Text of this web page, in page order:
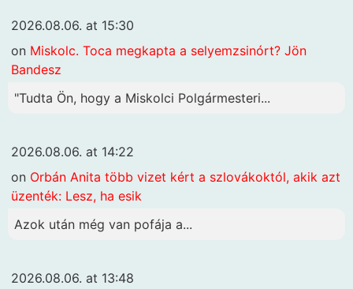
2026.08.06. at 15:30
on Miskolc. Toca megkapta a selyemzsinórt? Jön
Bandesz
"Tudta Ön, hogy a Miskolci Polgármesteri...
2026.08.06. at 14:22
on Orbán Anita több vizet kért a szlovákoktól, akik azt
üzenték: Lesz, ha esik
Azok után még van pofája a...
2026.08.06. at 13:48